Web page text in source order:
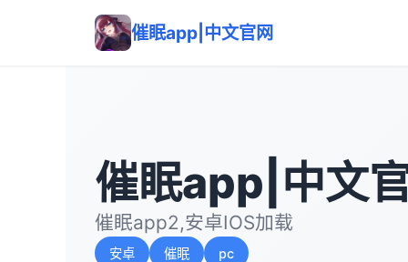
催眠app|中文官网
催眠app|中文
催眠app2,安卓IOS加载
安卓 催眠 pc